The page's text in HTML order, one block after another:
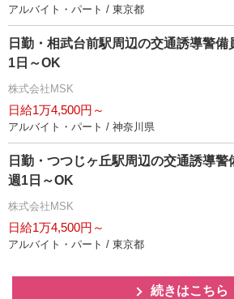
アルバイト・パート / 東京都
日勤・相武台前駅周辺の交通誘導警備
1日～OK
株式会社MSK
日給1万4,500円～
アルバイト・パート / 神奈川県
日勤・つつじヶ丘駅周辺の交通誘導
週1日～OK
株式会社MSK
日給1万4,500円～
アルバイト・パート / 東京都
続きはこちら